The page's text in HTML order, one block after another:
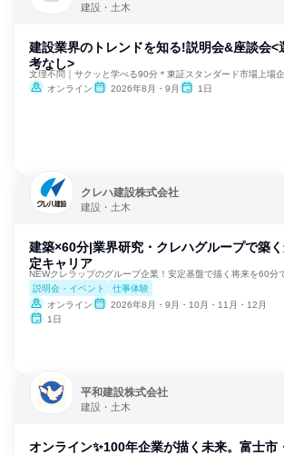
建設・土木
建設業界のトレンドを知る!説明会&座談会<
考なし>
文理不問｜サクッと学べる90分＊東証スタンダード市場上場
オンライン
2026年8月・9月 1日
クレハ建設株式会社
建設・土木
建築×60分|業界研究・クレハグループで築
定キャリア
NEWクレラップのグループ企業！安定基盤で描く将来を60分
説明会・イベント
仕事体験
オンライン
2026年8月・9月・10月・11月・12月
1日
平和建設株式会社
建設・土木
オンライン✨100年企業が描く未来。富士市